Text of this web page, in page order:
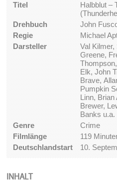
Titel
Halbblut –
Drehbuch
John
Regie
Michael
Darsteller
Val
Greene,
Elk, John
Brave,
Pumpkin
Linn,
Brewer,
Banks u.a.
Genre
Crime
Filmlänge
119
Deutschlandstart
10.
INHALT